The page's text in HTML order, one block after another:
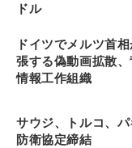
ドル
ドイツでメルツ首
張する偽動画拡散
情報工作組織
サウジ、トルコ、
防衛協定締結